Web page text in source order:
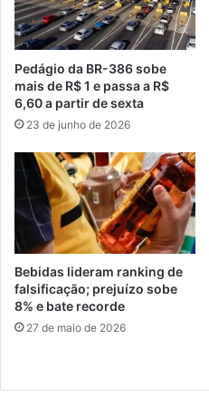
Pedágio da BR-386 sobe
mais de R$ 1 e passa a R$
6,60 a partir de sexta
23 de junho de 2026
Bebidas lideram ranking de
falsificação; prejuízo sobe
8% e bate recorde
27 de maio de 2026